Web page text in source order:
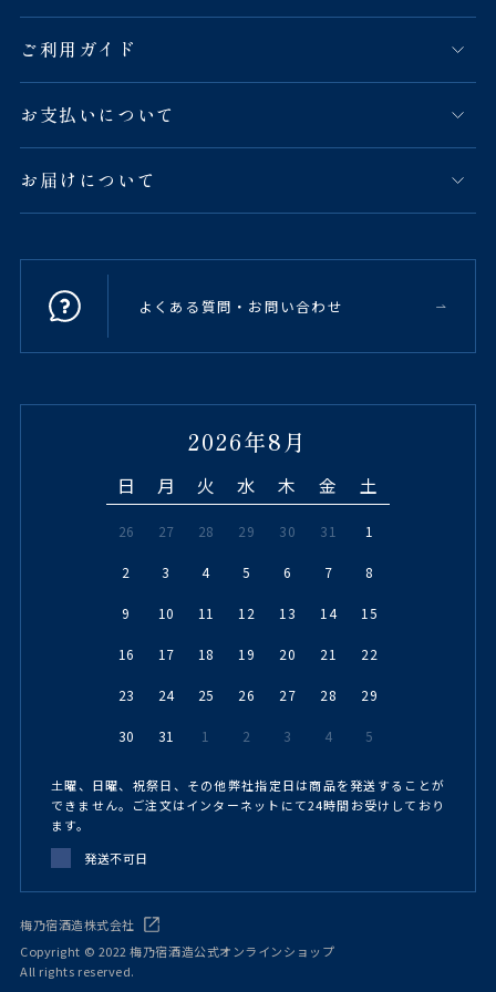
ご利用ガイド
お支払いについて
お届けについて
よくある質問・お問い合わせ
2026年8月
日 月 火 水 木 金 土
26 27 28 29 30 31 1
2 3 4 5 6 7 8
9 10 11 12 13 14 15
16 17 18 19 20 21 22
23 24 25 26 27 28 29
30 31 1 2 3 4 5
土曜、日曜、祝祭日、その他弊社指定日は商品を発送することが
できません。ご注文はインターネットにて24時間お受けしており
ます。
発送不可日
梅乃宿酒造株式会社
Copyright © 2022 梅乃宿酒造公式オンラインショップ
All rights reserved.